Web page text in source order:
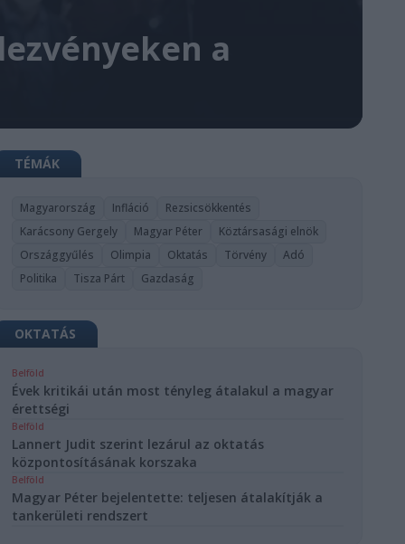
a
TÉMÁK
Magyarország Infláció
Rezsicsökkentés
Karácsony Gergely
Magyar Péter
Köztársasági elnök
Országgyűlés
Olimpia Oktatás Törvény
Adó
Politika
Tisza Párt Gazdaság
OKTATÁS
Belföld
Évek kritikái után most tényleg átalakul a magyar
érettségi
Belföld
Lannert Judit szerint lezárul az oktatás
központosításának korszaka
Belföld
Magyar Péter bejelentette: teljesen átalakítják a
tankerületi rendszert